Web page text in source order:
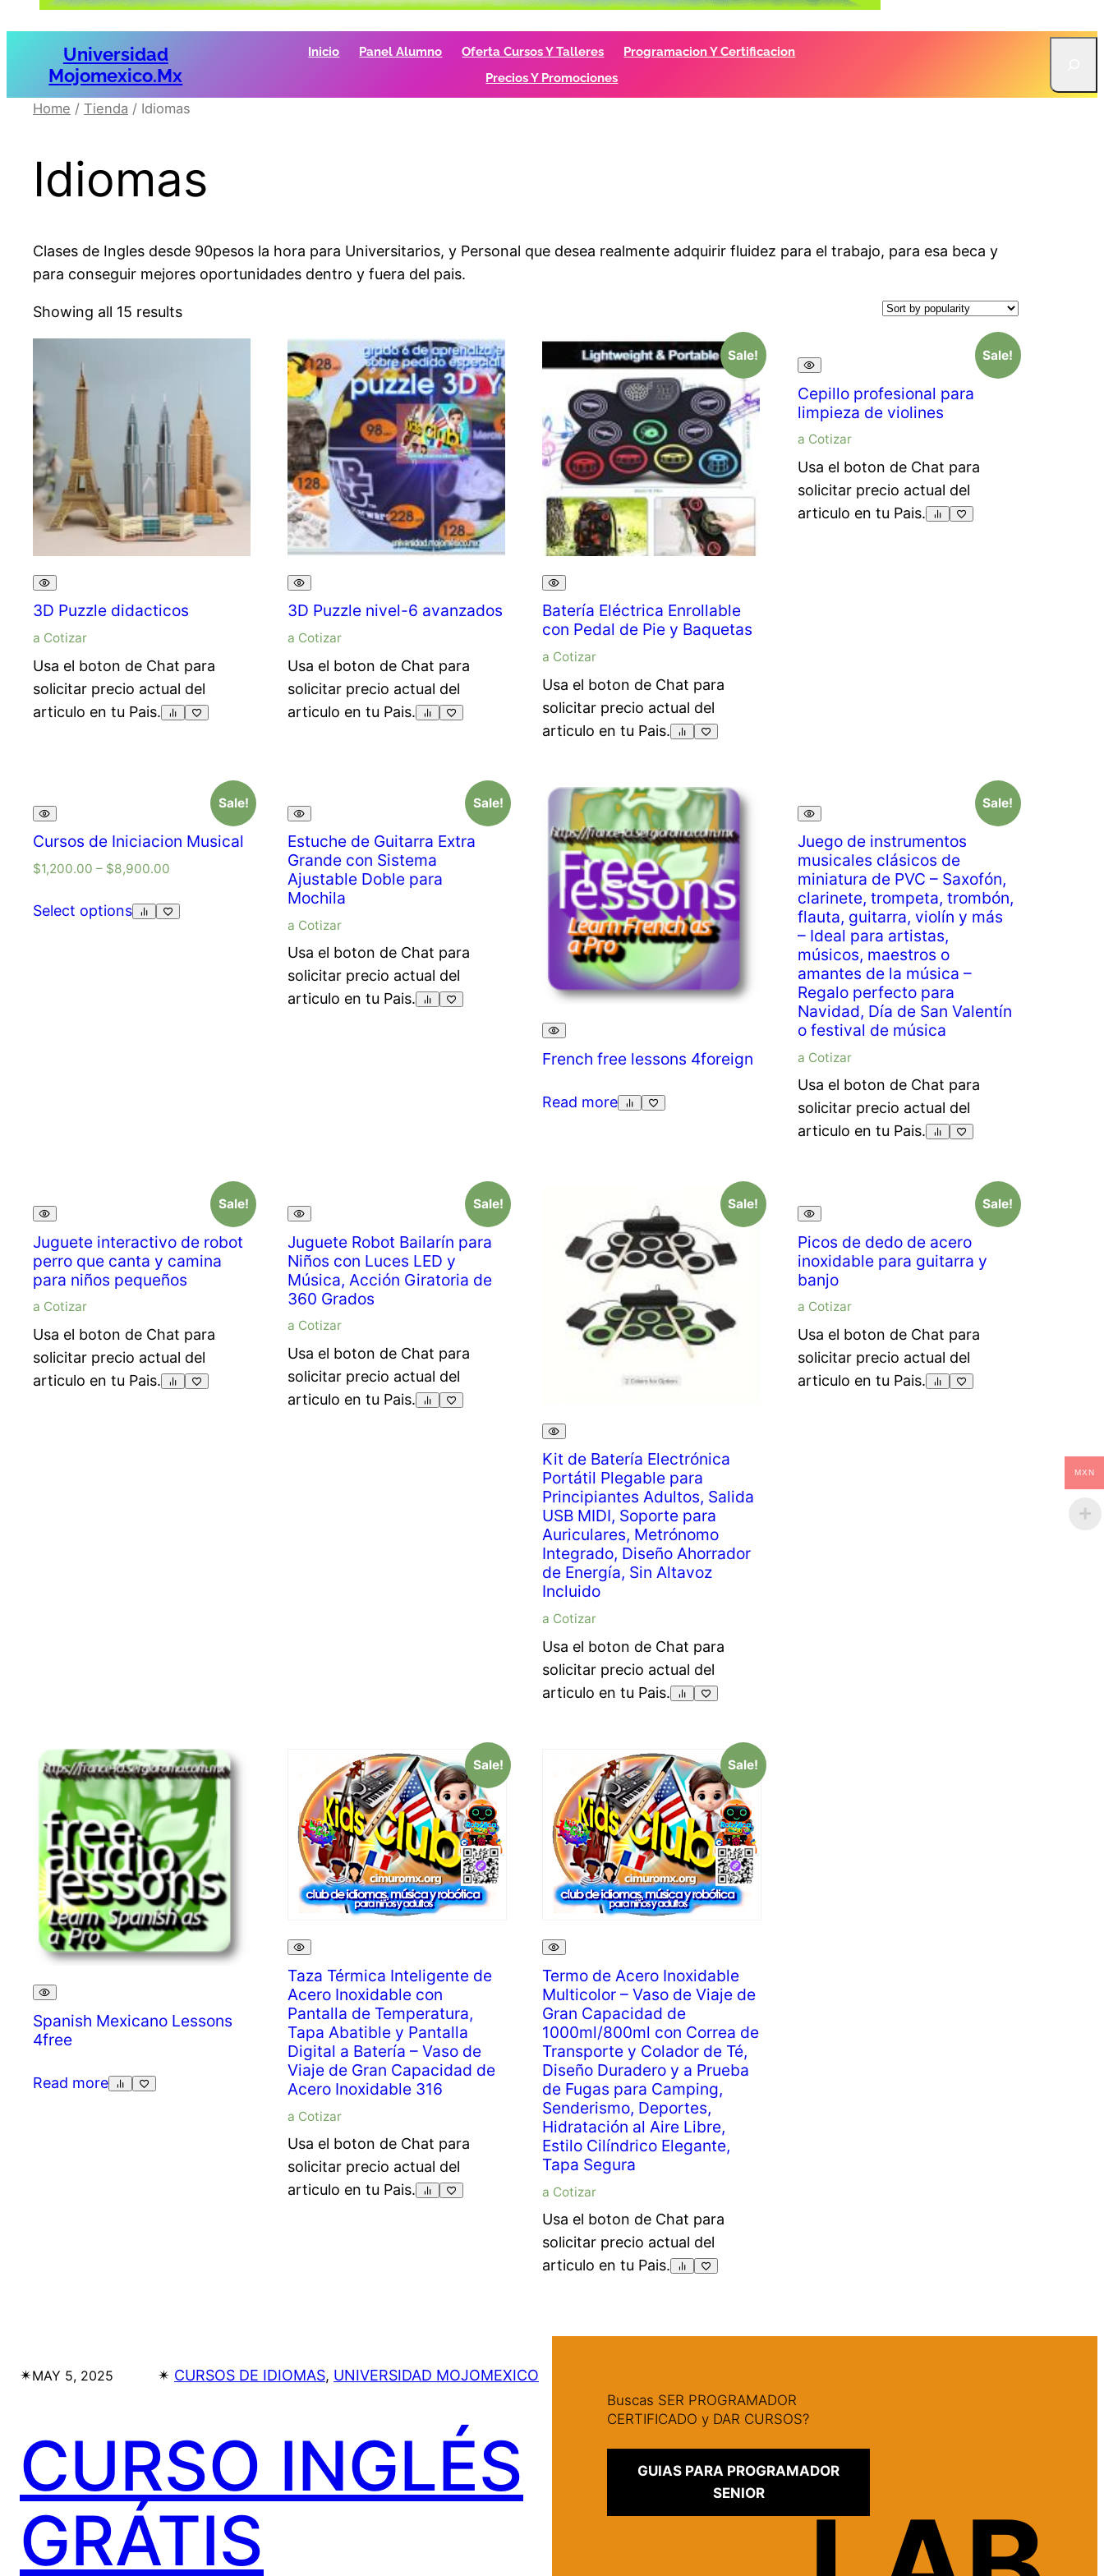
Universidad
Mojomexico.mx
Inicio Panel Alumno Oferta Cursos Y Talleres
Programacion Y Certificacion
Precios Y Promociones
a
Home / Tienda / Idiomas
Idiomas
Clases de Ingles desde 90pesos la hora para Universitarios, y Personal que desea realmente adquirir fluidez para el trabajo, para esa beca y
para conseguir mejores oportunidades dentro y fuera del pais.
Showing all 15 results
3D Puzzle didacticos
a Cotizar
Usa el boton de Chat para
solicitar precio actual del
articulo en tu Pais.
3D Puzzle nivel-6 avanzados
a Cotizar
Usa el boton de Chat para
solicitar precio actual del
articulo en tu Pais.
Sale!
Batería Eléctrica Enrollable
con Pedal de Pie y Baquetas
a Cotizar
Usa el boton de Chat para
solicitar precio actual del
articulo en tu Pais.
Sale!
Cepillo profesional para
limpieza de violines
a Cotizar
Usa el boton de Chat para
solicitar precio actual del
articulo en tu Pais.
Sale!
Cursos de Iniciacion Musical
$1,200.00 – $8,900.00
Select options
Sale!
Estuche de Guitarra Extra
Grande con Sistema
Ajustable Doble para
Mochila
a Cotizar
Usa el boton de Chat para
solicitar precio actual del
articulo en tu Pais.
French free lessons 4foreign
Read more
Sale!
Juego de instrumentos
musicales clásicos de
miniatura de PVC – Saxofón,
clarinete, trompeta, trombón,
flauta, guitarra, violín y más
– Ideal para artistas,
músicos, maestros o
amantes de la música –
Regalo perfecto para
Navidad, Día de San Valentín
o festival de música
a Cotizar
Usa el boton de Chat para
solicitar precio actual del
articulo en tu Pais.
Sale!
Juguete interactivo de robot
perro que canta y camina
para niños pequeños
a Cotizar
Usa el boton de Chat para
solicitar precio actual del
articulo en tu Pais.
Sale!
Juguete Robot Bailarín para
Niños con Luces LED y
Música, Acción Giratoria de
360 Grados
a Cotizar
Usa el boton de Chat para
solicitar precio actual del
articulo en tu Pais.
Sale!
Kit de Batería Electrónica
Portátil Plegable para
Principiantes Adultos, Salida
USB MIDI, Soporte para
Auriculares, Metrónomo
Integrado, Diseño Ahorrador
de Energía, Sin Altavoz
Incluido
a Cotizar
Usa el boton de Chat para
solicitar precio actual del
articulo en tu Pais.
Sale!
Picos de dedo de acero
inoxidable para guitarra y
banjo
a Cotizar
Usa el boton de Chat para
solicitar precio actual del
articulo en tu Pais.
Spanish Mexicano Lessons
4free
Read more
Sale!
Taza Térmica Inteligente de
Acero Inoxidable con
Pantalla de Temperatura,
Tapa Abatible y Pantalla
Digital a Batería – Vaso de
Viaje de Gran Capacidad de
Acero Inoxidable 316
a Cotizar
Usa el boton de Chat para
solicitar precio actual del
articulo en tu Pais.
Sale!
Termo de Acero Inoxidable
Multicolor – Vaso de Viaje de
Gran Capacidad de
1000ml/800ml con Correa de
Transporte y Colador de Té,
Diseño Duradero y a Prueba
de Fugas para Camping,
Senderismo, Deportes,
Hidratación al Aire Libre,
Estilo Cilíndrico Elegante,
Tapa Segura
a Cotizar
Usa el boton de Chat para
solicitar precio actual del
articulo en tu Pais.
✴︎MAY 5, 2025 ✴︎ CURSOS DE IDIOMAS, UNIVERSIDAD MOJOMEXICO
CURSO INGLÉS
GRÁTIS
Buscas SER PROGRAMADOR
CERTIFICADO y DAR CURSOS?
GUIAS PARA PROGRAMADOR
SENIOR
MXN